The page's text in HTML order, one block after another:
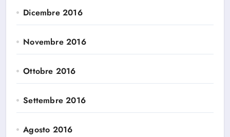
Dicembre 2016
Novembre 2016
Ottobre 2016
Settembre 2016
Agosto 2016